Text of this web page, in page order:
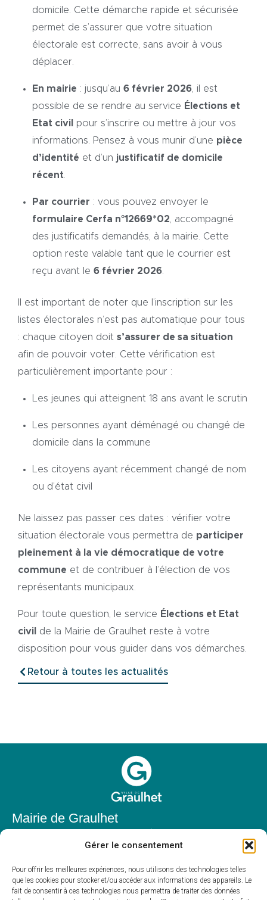
Gérer le consentement
Pour offrir les meilleures expériences, nous utilisons des technologies telles
que les cookies pour stocker et/ou accéder aux informations des appareils. Le
fait de consentir à ces technologies nous permettra de traiter des données
domicile. Cette démarche rapide et sécurisée
permet de s’assurer que votre situation
électorale est correcte, sans avoir à vous
déplacer.
En mairie : jusqu’au 6 février 2026 , il est
possible de se rendre au service Élections et
Etat civil
pour s’inscrire ou mettre à jour vos
informations. Pensez à vous munir d’une pièce
d’identité et d’un justificatif de domicile
récent
Par courrier : vous pouvez envoyer le
formulaire Cerfa n°12669*02 , accompagné
des justificatifs demandés, à la mairie. Cette
option reste valable tant que le courrier est
reçu avant le 6 février 2026
Il est important de noter que l’inscription sur les
listes électorales n’est pas automatique pour tous
: chaque citoyen doit s’assurer de sa situation
afin de pouvoir voter. Cette vérification est
particulièrement importante pour :
Les jeunes qui atteignent 18 ans avant le scrutin
Les personnes ayant déménagé ou changé de
domicile dans la commune
Les citoyens ayant récemment changé de nom
ou d’état civil
Ne laissez pas passer ces dates : vérifier votre
situation électorale vous permettra de participer
pleinement à la vie démocratique de votre
commune et de contribuer à l’élection de vos
représentants municipaux.
Pour toute question, le service Élections et Etat
civil
de la Mairie de Graulhet reste à votre
disposition pour vous guider dans vos démarches.
Retour à toutes les actualités
Mairie de Graulhet
81300 Graulhet
05 63 42 85 50
mairie@mairie-graulhet.fr